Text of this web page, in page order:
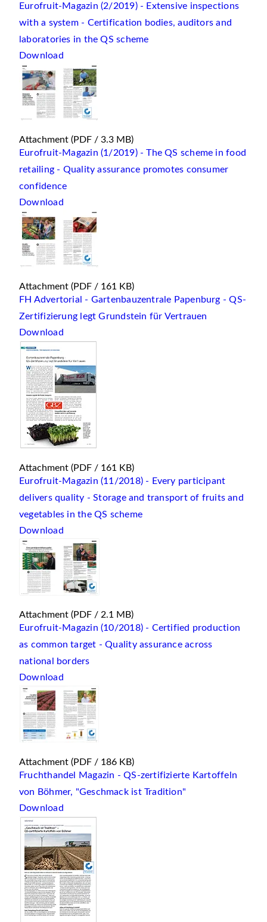
Eurofruit-Magazin (2/2019) - Extensive inspections
with a system - Certification bodies, auditors and
laboratories in the QS scheme
Download
Attachment (PDF / 3.3 MB)
Eurofruit-Magazin (1/2019) - The QS scheme in food
retailing - Quality assurance promotes consumer
confidence
Download
Attachment (PDF / 161 KB)
FH Advertorial - Gartenbauzentrale Papenburg - QS-
Zertifizierung legt Grundstein für Vertrauen
Download
Attachment (PDF / 161 KB)
Eurofruit-Magazin (11/2018) - Every participant
delivers quality - Storage and transport of fruits and
vegetables in the QS scheme
Download
Attachment (PDF / 2.1 MB)
Eurofruit-Magazin (10/2018) - Certified production
as common target - Quality assurance across
national borders
Download
Attachment (PDF / 186 KB)
Fruchthandel Magazin - QS-zertifizierte Kartoffeln
von Böhmer, "Geschmack ist Tradition"
Download